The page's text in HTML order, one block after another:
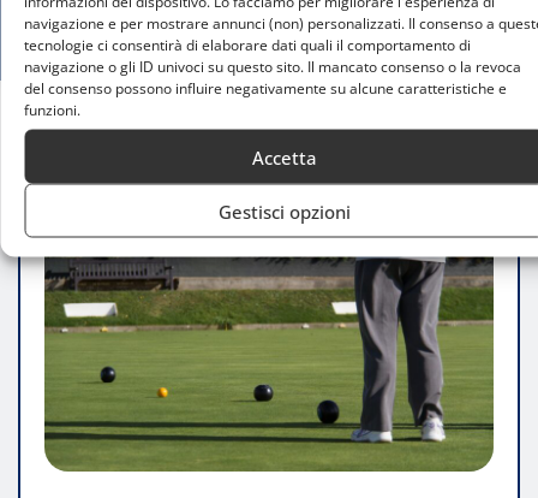
navigazione e per mostrare annunci (non) personalizzati. Il consenso a
tecnologie ci consentirà di elaborare dati quali il comportamento di
navigazione o gli ID univoci su questo sito. Il mancato consenso o la revoca
del consenso possono influire negativamente su alcune caratteristiche e
funzioni.
Accetta
Gestisci opzioni